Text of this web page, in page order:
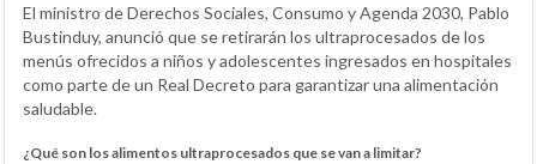
El ministro de Derechos Sociales, Consumo y Agenda 2030, Pablo
Bustinduy, anunció que se retirarán los ultraprocesados de los
menús ofrecidos a niños y adolescentes ingresados en hospitales
como parte de un Real Decreto para garantizar una alimentación
saludable.
¿Qué son los alimentos ultraprocesados que se van a limitar?